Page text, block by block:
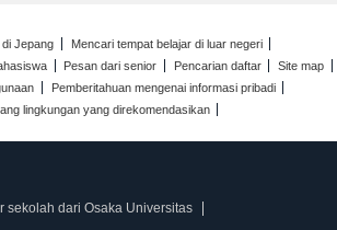
di Jepang
Mencari tempat belajar di luar negeri
Pesan dari senior Pencarian daftar
Site map
Pemberitahuan mengenai informasi pribadi
lingkungan yang direkomendasikan
sekolah dari Osaka Universitas